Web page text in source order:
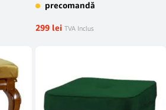
precomandă
299 lei TVA Inclus